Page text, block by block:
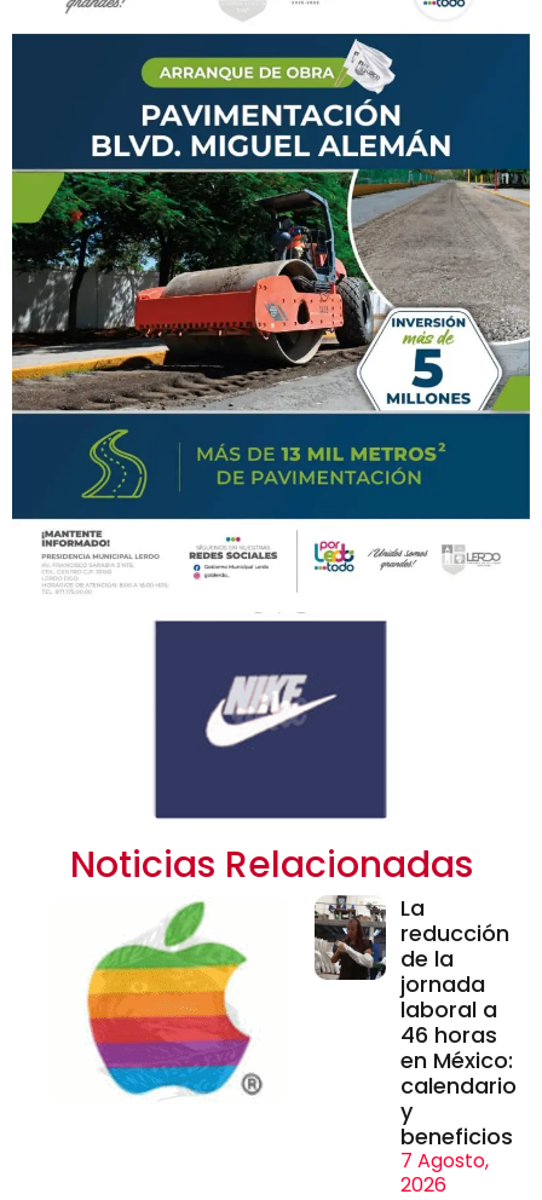
Noticias Relacionadas
La
reducción
de la
jornada
laboral a
46 horas
en México:
calendario
y
beneficios
7 Agosto,
2026